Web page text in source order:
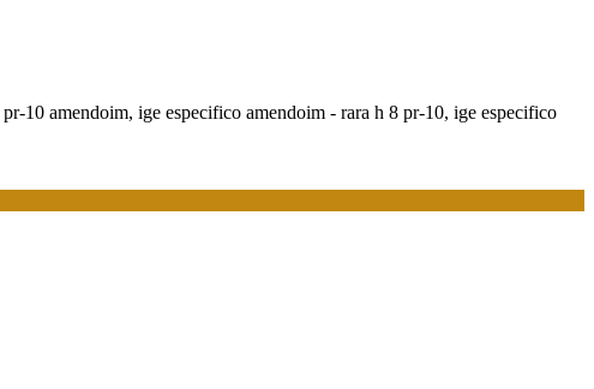
10 amendoim, ige especifico amendoim - rara h 8 pr-10, ige especifico